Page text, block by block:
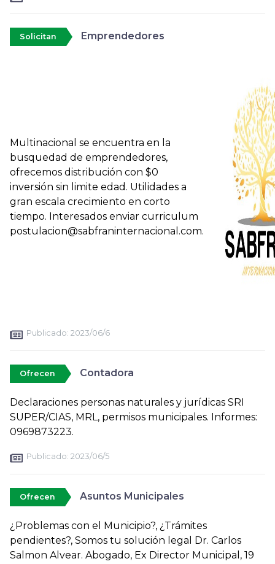
Solicitan Emprendedores
Multinacional se encuentra en la
busquedad de emprendedores,
ofrecemos distribución con $0
inversión sin limite edad. Utilidades a
gran escala crecimiento en corto
tiempo. Interesados enviar curriculum
postulacion@sabfraninternacional.com.
Publicado: 2023/06/6
Ofrecen Contadora
Declaraciones personas naturales y jurídicas SRI
SUPER/CIAS, MRL, permisos municipales. Informes:
0969873223.
Publicado: 2023/06/5
Ofrecen Asuntos Municipales
¿Problemas con el Municipio?, ¿Trámites
pendientes?, Somos tu solución legal Dr. Carlos
Salmon Alvear. Abogado, Ex Director Municipal, 19